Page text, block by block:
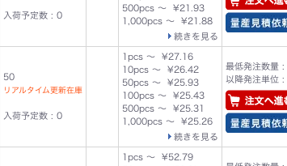
入荷予定数 : 0
500pcs ～ ¥21.93
1,000pcs ～ ¥21.88
続きを見る
50
リアルタイム更新在庫
入荷予定数 : 0
1pcs ～ ¥27.16
10pcs ～ ¥26.42
50pcs ～ ¥25.93
100pcs ～ ¥25.43
500pcs ～ ¥25.31
1,000pcs ～ ¥25.26
続きを見る
最低発注数量 :
以降発注単位 :
1pcs ～ ¥52.79